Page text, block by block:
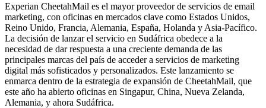
Experian CheetahMail es el mayor proveedor de servicios de email
marketing, con oficinas en mercados clave como Estados Unidos,
Reino Unido, Francia, Alemania, España, Holanda y Asia-Pacífico.
La decisión de lanzar el servicio en Sudáfrica obedece a la
necesidad de dar respuesta a una creciente demanda de las
principales marcas del país de acceder a servicios de marketing
digital más sofisticados y personalizados. Este lanzamiento se
enmarca dentro de la estrategia de expansión de CheetahMail, que
este año ha abierto oficinas en Singapur, China, Nueva Zelanda,
Alemania, y ahora Sudáfrica.